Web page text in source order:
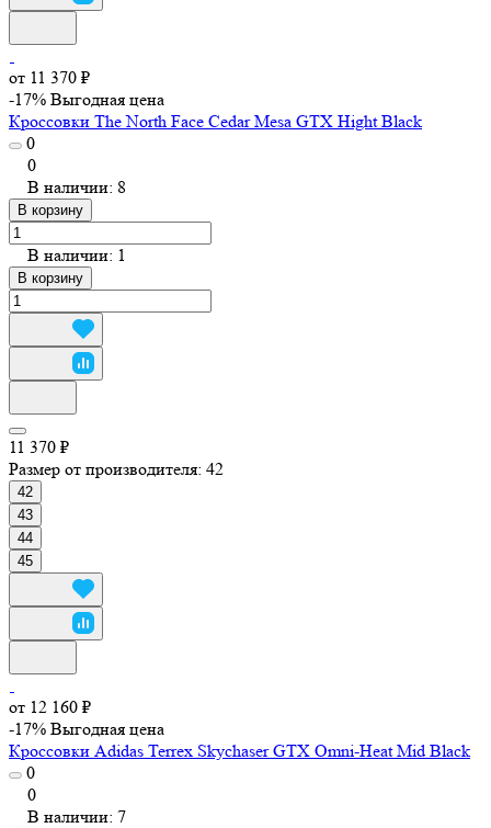
от 11 370 ₽
-17% Выгодная цена
Кроссовки The North Face Cedar Mesa GTX Hight Black
0
0
В наличии: 8
В корзину
В наличии: 1
В корзину
11 370 ₽
Размер от производителя: 42
42
43
44
45
от 12 160 ₽
-17% Выгодная цена
Кроссовки Adidas Terrex Skychaser GTX Omni-Heat Mid Black
0
0
В наличии: 7